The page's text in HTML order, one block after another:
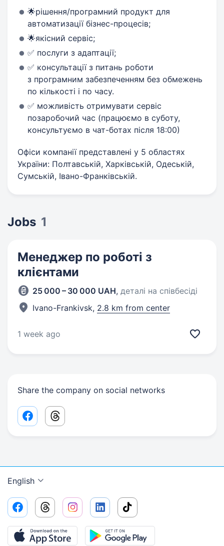
🌟рішення/програмний продукт для
автоматизації бізнес-процесів;
🌟якісний сервіс;
✅ послуги з адаптації;
✅ консультації з питань роботи
з програмним забезпеченням без обмежень
по кількості і по часу.
✅ можливість отримувати сервіс
позаробочий час (працюємо в суботу,
консультуємо в чат-ботах після 18:00)
Офіси компанії представлені у 5 областях
України: Полтавській, Харківській, Одеській,
Сумській, Івано-Франківській.
Jobs 1
Менеджер по роботі з
клієнтами
25 000 – 30 000 UAH, деталі на співбесіді
Ivano-Frankivsk, 2.8 km from center
1 week ago
Share the company on social networks
Facebook share link
Threads share link
English